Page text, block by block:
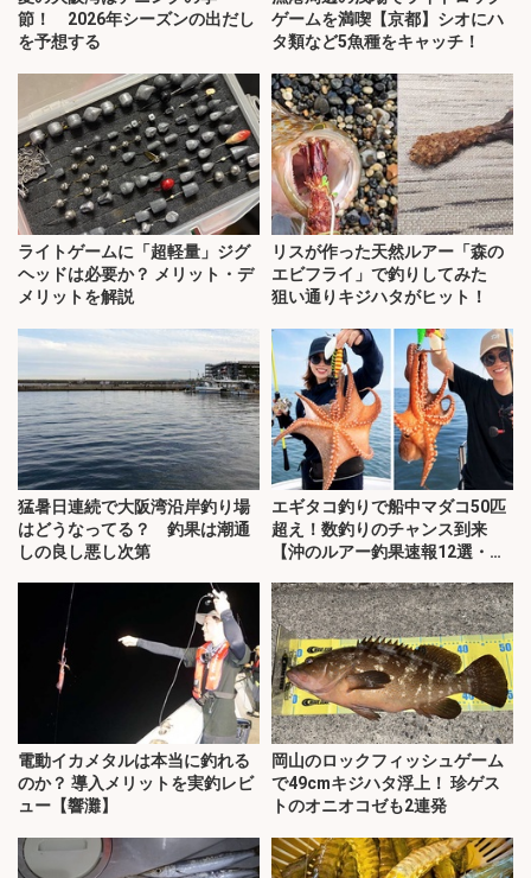
節！ 2026年シーズンの出だし
を予想する
ゲームを満喫【京都】シオにハ
タ類など5魚種をキャッチ！
ライトゲームに「超軽量」ジグ
ヘッドは必要か？ メリット・デ
メリットを解説
リスが作った天然ルアー「森の
エビフライ」で釣りしてみた
狙い通りキジハタがヒット！
猛暑日連続で大阪湾沿岸釣り場
はどうなってる？ 釣果は潮通
しの良し悪し次第
エギタコ釣りで船中マダコ50匹
超え！数釣りのチャンス到来
【沖のルアー釣果速報12選・愛
電動イカメタルは本当に釣れる
のか？ 導入メリットを実釣レビ
ュー【響灘】
岡山のロックフィッシュゲーム
で49cmキジハタ浮上！ 珍ゲス
トのオニオコゼも2連発